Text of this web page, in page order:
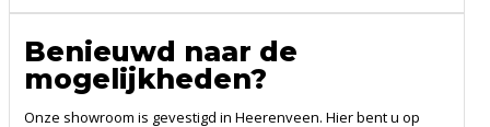
Benieuwd naar de
mogelijkheden?
Onze showroom is gevestigd in Heerenveen. Hier bent u op